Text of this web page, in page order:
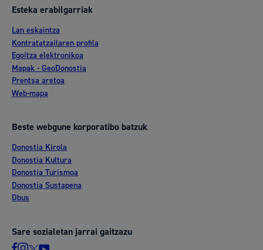
Esteka erabilgarriak
Lan eskaintza
Kontratatzailaren profila
Egoitza elektronikoa
Mapak - GeoDonostia
Prentsa aretoa
Web-mapa
Beste webgune korporatibo batzuk
Donostia Kirola
Donostia Kultura
Donostia Turismoa
Donostia Sustapena
Dbus
Sare sozialetan jarrai gaitzazu